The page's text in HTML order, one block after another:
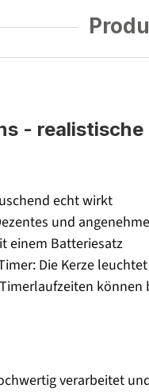
-
echt wirkt
und
einem Batteriesatz
Die Kerze
verarbeitet